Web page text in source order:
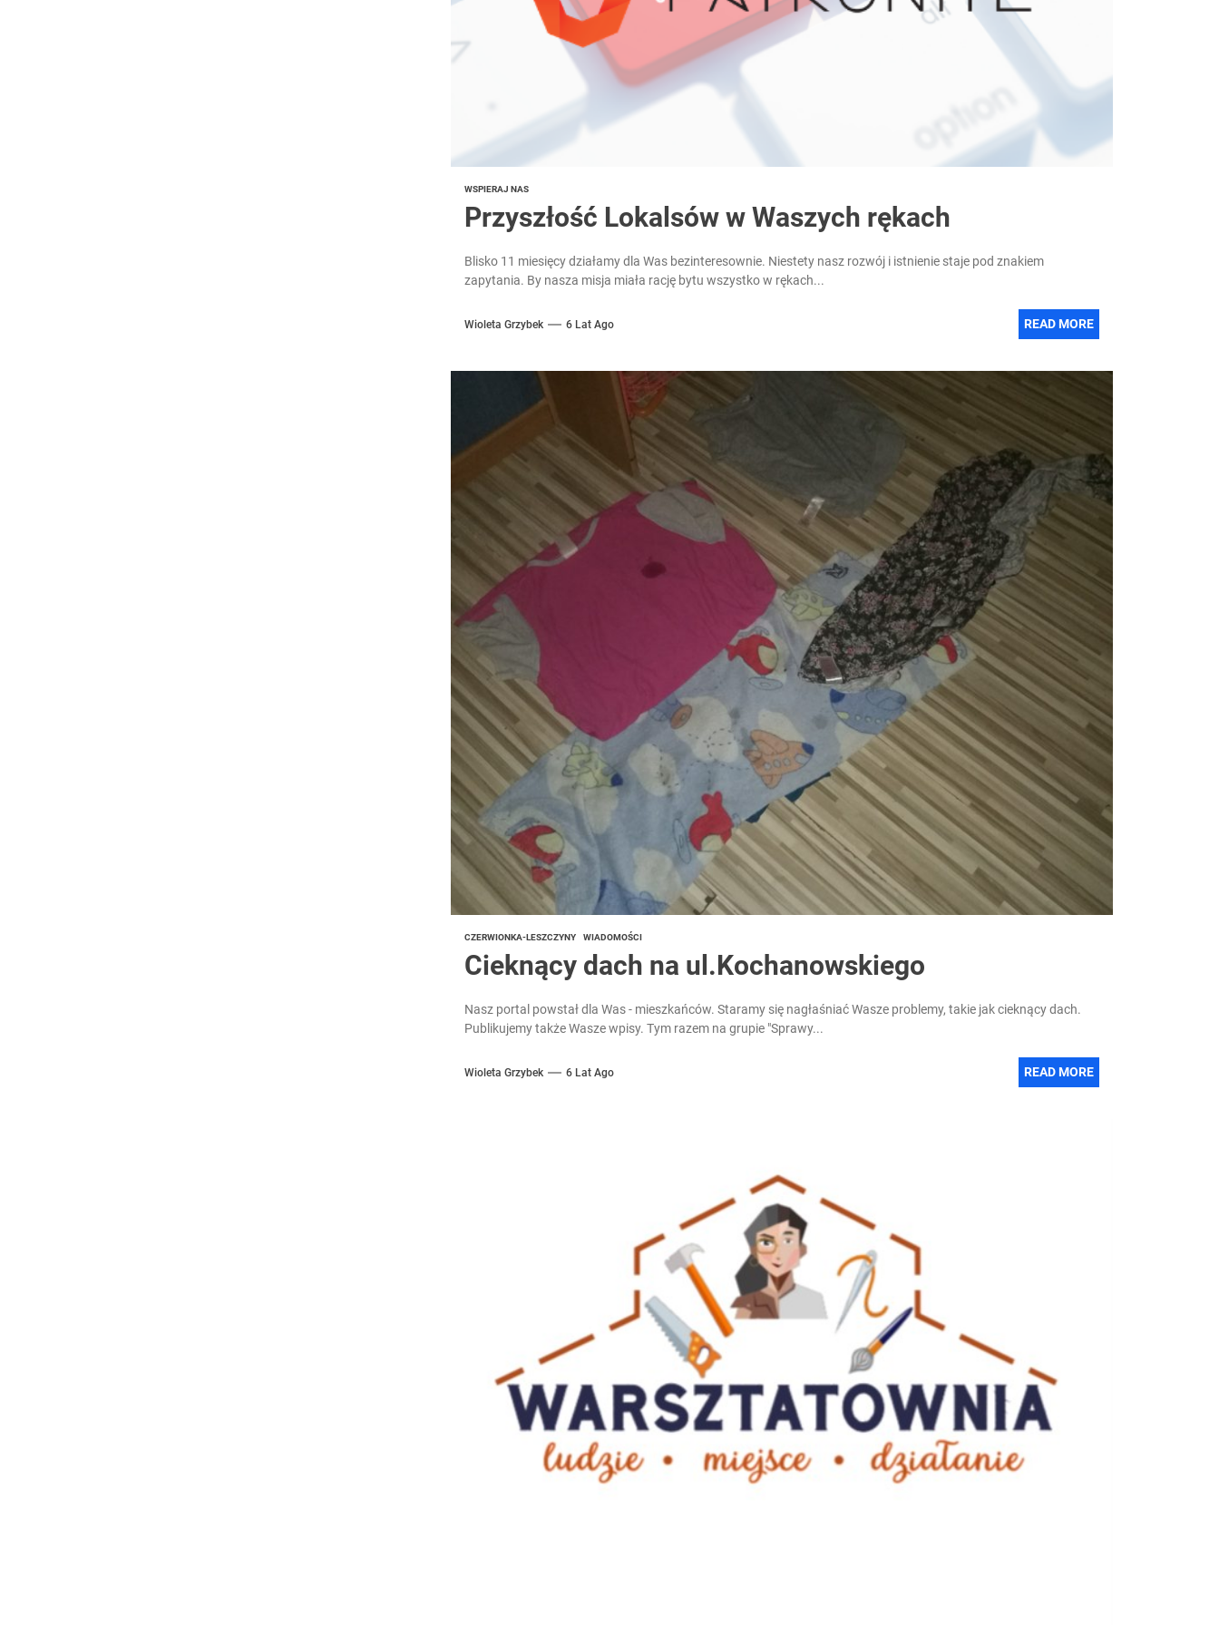
WSPIERAJ NAS
Przyszłość Lokalsów w Waszych rękach
Blisko 11 miesięcy działamy dla Was bezinteresownie. Niestety nasz rozwój i istnienie staje pod znakiem
zapytania. By nasza misja miała rację bytu wszystko w rękach...
Wioleta Grzybek 6 Lat Ago READ MORE
CZERWIONKA-LESZCZYNY WIADOMOŚCI
Cieknący dach na ul.Kochanowskiego
Nasz portal powstał dla Was - mieszkańców. Staramy się nagłaśniać Wasze problemy, takie jak cieknący dach.
Publikujemy także Wasze wpisy. Tym razem na grupie "Sprawy...
Wioleta Grzybek 6 Lat Ago READ MORE